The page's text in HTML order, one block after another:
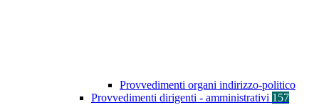
Provvedimenti organi indirizzo-politico
Provvedimenti dirigenti - amministrativi 157